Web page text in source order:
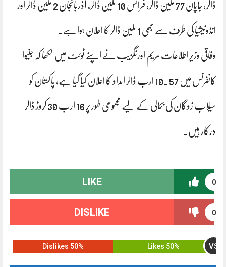
ڈالر، جاپان 77 ملین ڈالر، فرانس 10 ملین ڈالر، آذربائجان 2 ملین ڈالر اور
انڈونیشیا کی طرف سے بھی 1 ملین ڈالر کا اعلان ہوا ہے۔
وفاقی وزیر اطلاعات مریم اورنگزیب نے اپنے ٹوئٹ میں لکھا کہ جنیوا
کانفرنس میں 10.57 ارب ڈالر امداد کا اعلان کیا گیا ہے، پاکستان کو
سیلاب زدگان کی بحالی کے لیے مجموعی طور پر 16 ارب 30 کروڑ ڈالر
درکار ہیں۔
0
LIKE
0
DISLIKE
50% Likes VS
50% Dislikes